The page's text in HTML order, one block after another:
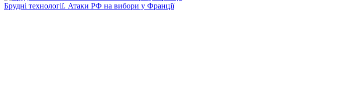
Брудні технології. Атаки РФ на вибори у Франції